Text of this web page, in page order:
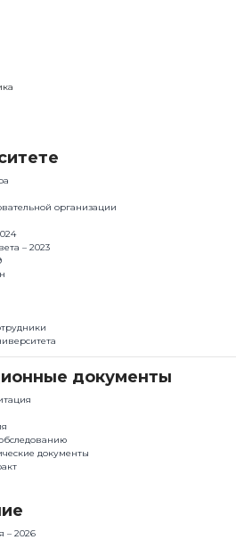
организации
– 2023
документы
документы
– 2026